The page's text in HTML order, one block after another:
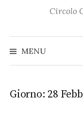
Circolo
MENU
Giorno:28